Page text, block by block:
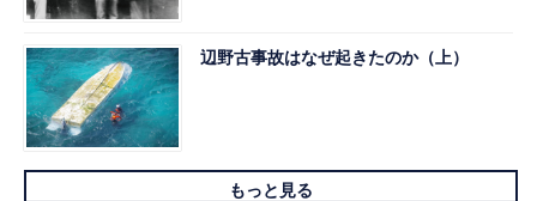
辺野古事故はなぜ起きたのか（上）
もっと見る